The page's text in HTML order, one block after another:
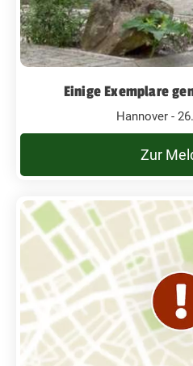
Einige Exemplare
Hannover -
Zur